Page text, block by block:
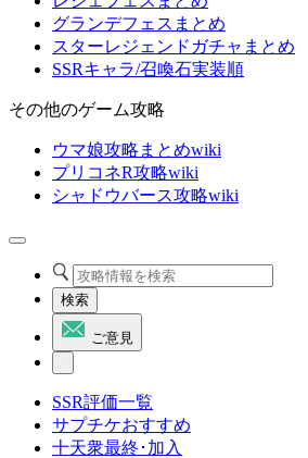
グランデフェスまとめ
スターレジェンドガチャまとめ
SSRキャラ/召喚石実装順
その他のゲーム攻略
ウマ娘攻略まとめwiki
プリコネR攻略wiki
シャドウバース攻略wiki
検索
ご意見
SSR評価一覧
サプチケおすすめ
十天衆最終･加入